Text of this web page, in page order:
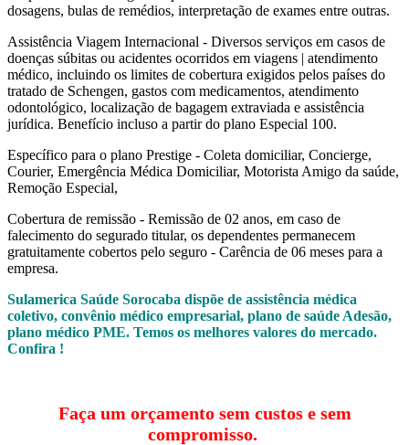
dosagens, bulas de remédios, interpretação de exames entre outras.
Assistência Viagem Internacional - Diversos serviços em casos de
doenças súbitas ou acidentes ocorridos em viagens | atendimento
médico, incluindo os limites de cobertura exigidos pelos países do
tratado de Schengen, gastos com medicamentos, atendimento
odontológico, localização de bagagem extraviada e assistência
jurídica. Benefício incluso a partir do plano Especial 100.
Específico para o plano Prestige - Coleta domiciliar, Concierge,
Courier, Emergência Médica Domiciliar, Motorista Amigo da saúde,
Remoção Especial,
Cobertura de remissão - Remissão de 02 anos, em caso de
falecimento do segurado titular, os dependentes permanecem
gratuitamente cobertos pelo seguro - Carência de 06 meses para a
empresa.
Sulamerica Saúde Sorocaba dispõe de assistência médica
coletivo, convênio médico empresarial, plano de saúde Adesão,
plano médico PME. Temos os melhores valores do mercado.
Confira !
Faça um orçamento sem custos e sem
compromisso.